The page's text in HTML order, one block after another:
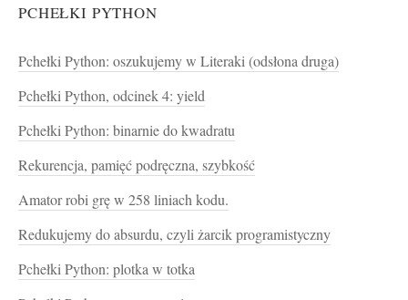
PCHEŁKI PYTHON
Pchełki Python: oszukujemy w Literaki (odsłona druga)
Pchełki Python, odcinek 4: yield
Pchełki Python: binarnie do kwadratu
Rekurencja, pamięć podręczna, szybkość
Amator robi grę w 258 liniach kodu.
Redukujemy do absurdu, czyli żarcik programistyczny
Pchełki Python: plotka w totka